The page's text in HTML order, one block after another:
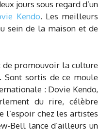
jours sous regard d’un
Kendo. Les meilleurs
sein de la maison et de
de promouvoir la culture
Sont sortis de ce moule
: Dovie Kendo,
du rire, célèbre
l’espoir chez les artistes
Bell lance d’ailleurs un